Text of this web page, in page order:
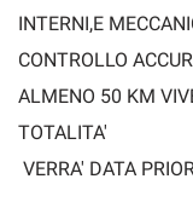
INTERNI,E
CONTROLLO
ALMENO 50 KM
TOTALITA'
VERRA' DATA